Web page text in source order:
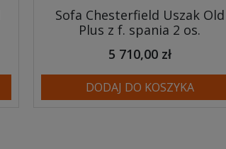
Sofa Chesterfield Uszak Old
Plus z f. spania 2 os.
5 710,00 zł
DODAJ DO KOSZYKA